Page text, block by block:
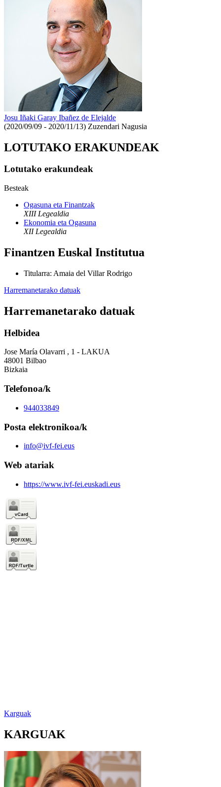
Josu Iñaki Garay Ibañez de Elejalde
(2020/09/09 - 2020/11/13) Zuzendari Nagusia
LOTUTAKO ERAKUNDEAK
Lotutako erakundeak
Besteak
Ogasuna eta Finantzak
XIII Legealdia
Ekonomia eta Ogasuna
XII Legealdia
Finantzen Euskal Institutua
Titularra: Amaia del Villar Rodrigo
Harremanetarako datuak
Harremanetarako datuak
Helbidea
Jose María Olavarri , 1 - LAKUA
48001 Bilbao
Bizkaia
Telefonoa/k
944033849
Posta elektronikoa/k
info@ivf-fei.eus
Web atariak
https://www.ivf-fei.euskadi.eus
Karguak
KARGUAK